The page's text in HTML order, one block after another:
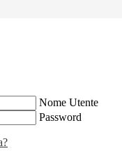
Nome Utente
Password